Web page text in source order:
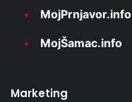
MojPrnjavor.info
MojŠamac.info
Marketing